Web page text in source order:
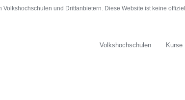
Volkshochschulen und Drittanbietern. Diese Website ist keine
Volkshochschulen Kurse